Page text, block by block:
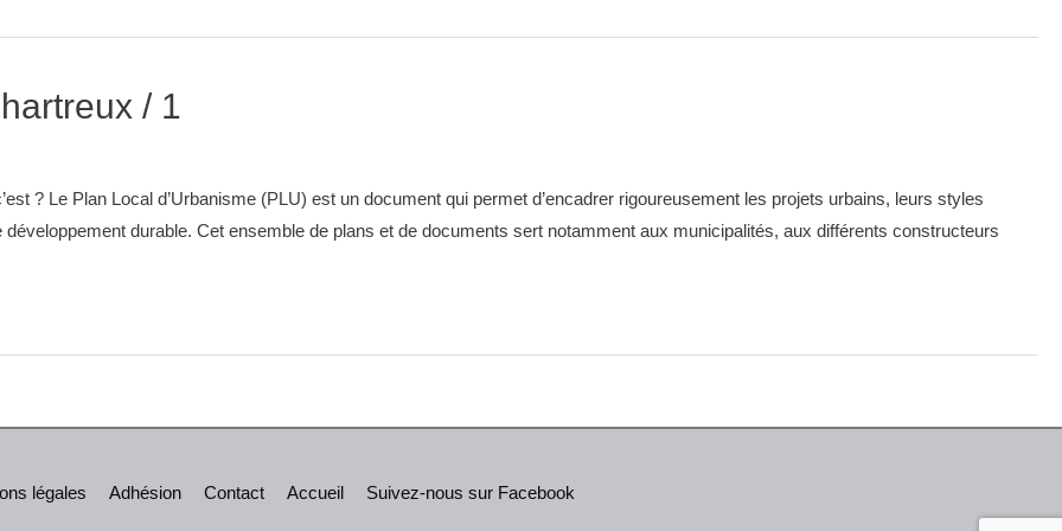
/ 1
? Le Plan Local d’Urbanisme (PLU) est un document qui permet d’encadrer rigoureusement les projets urbains, leurs styles
durable. Cet ensemble de plans et de documents sert notamment aux municipalités, aux différents constructeurs
légales Adhésion Contact Accueil Suivez-nous sur Facebook